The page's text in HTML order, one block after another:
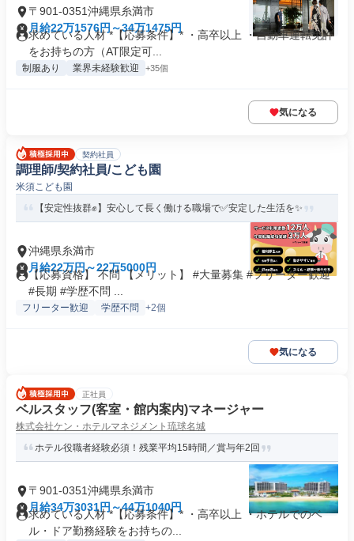
〒901-0351沖縄県糸満市
月給22万1576円～34万1475円
求めている人材 *【応募条件】* ・高卒以上 ・自動車運転免許
をお持ちの方（AT限定可...
制服あり 業界未経験歓迎 +35個
気になる
契約社員
調理師/契約社員/こども園
米須こども園
【安定性抜群✊️】安心して長く働ける職場で✅️安定した生活を✨
沖縄県糸満市
月給22万円～22万5000円
【応募資格】 不問 【メリット】 #大量募集 #フリーター歓迎
#長期 #学歴不問 ...
フリーター歓迎 学歴不問 +2個
気になる
正社員
ベルスタッフ(客室・館内案内)マネージャー
株式会社ケン・ホテルマネジメント琉球名城
ホテル役職者経験必須！残業平均15時間／賞与年2回
〒901-0351沖縄県糸満市
月給34万3031円～44万1040円
求めている人材 *【応募条件】* ・高卒以上 ・ホテルでのベ
ル・ドア勤務経験をお持ちの...